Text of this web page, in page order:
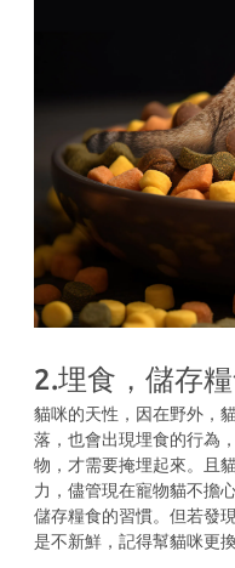
2.埋食，儲存
貓咪的天性，因在野外，
落，也會出現埋食的行為
物，才需要掩埋起來。且
力，儘管現在寵物貓不擔
儲存糧食的習慣。但若發
是不新鮮，記得幫貓咪更